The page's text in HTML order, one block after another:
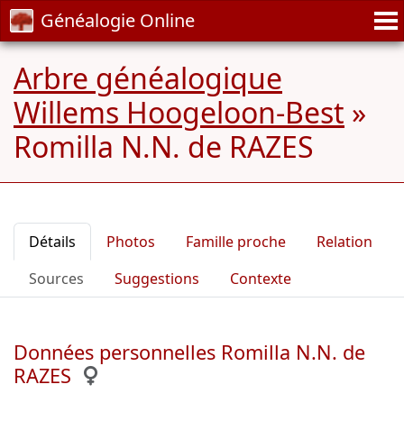
Généalogie Online
Arbre généalogique
Willems Hoogeloon-Best »
Romilla N.N. de RAZES
Détails Photos Famille proche
Relation
Sources
Suggestions Contexte
Données personnelles Romilla N.N. de
RAZES